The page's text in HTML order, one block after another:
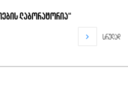
ლაბორატორია“
სრულად